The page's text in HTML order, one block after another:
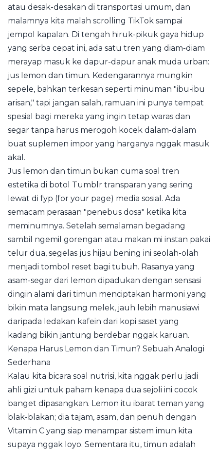
atau desak-desakan di transportasi umum, dan
malamnya kita malah scrolling TikTok sampai
jempol kapalan. Di tengah hiruk-pikuk gaya hidup
yang serba cepat ini, ada satu tren yang diam-diam
merayap masuk ke dapur-dapur anak muda urban:
jus lemon dan timun. Kedengarannya mungkin
sepele, bahkan terkesan seperti minuman "ibu-ibu
arisan," tapi jangan salah, ramuan ini punya tempat
spesial bagi mereka yang ingin tetap waras dan
segar tanpa harus merogoh kocek dalam-dalam
buat suplemen impor yang harganya nggak masuk
akal.
Jus lemon dan timun bukan cuma soal tren
estetika di botol Tumblr transparan yang sering
lewat di fyp (for your page) media sosial. Ada
semacam perasaan "penebus dosa" ketika kita
meminumnya. Setelah semalaman begadang
sambil ngemil gorengan atau makan mi instan pakai
telur dua, segelas jus hijau bening ini seolah-olah
menjadi tombol reset bagi tubuh. Rasanya yang
asam-segar dari lemon dipadukan dengan sensasi
dingin alami dari timun menciptakan harmoni yang
bikin mata langsung melek, jauh lebih manusiawi
daripada ledakan kafein dari kopi saset yang
kadang bikin jantung berdebar nggak karuan.
Kenapa Harus Lemon dan Timun? Sebuah Analogi
Sederhana
Kalau kita bicara soal nutrisi, kita nggak perlu jadi
ahli gizi untuk paham kenapa dua sejoli ini cocok
banget dipasangkan. Lemon itu ibarat teman yang
blak-blakan; dia tajam, asam, dan penuh dengan
Vitamin C yang siap menampar sistem imun kita
supaya nggak loyo. Sementara itu, timun adalah